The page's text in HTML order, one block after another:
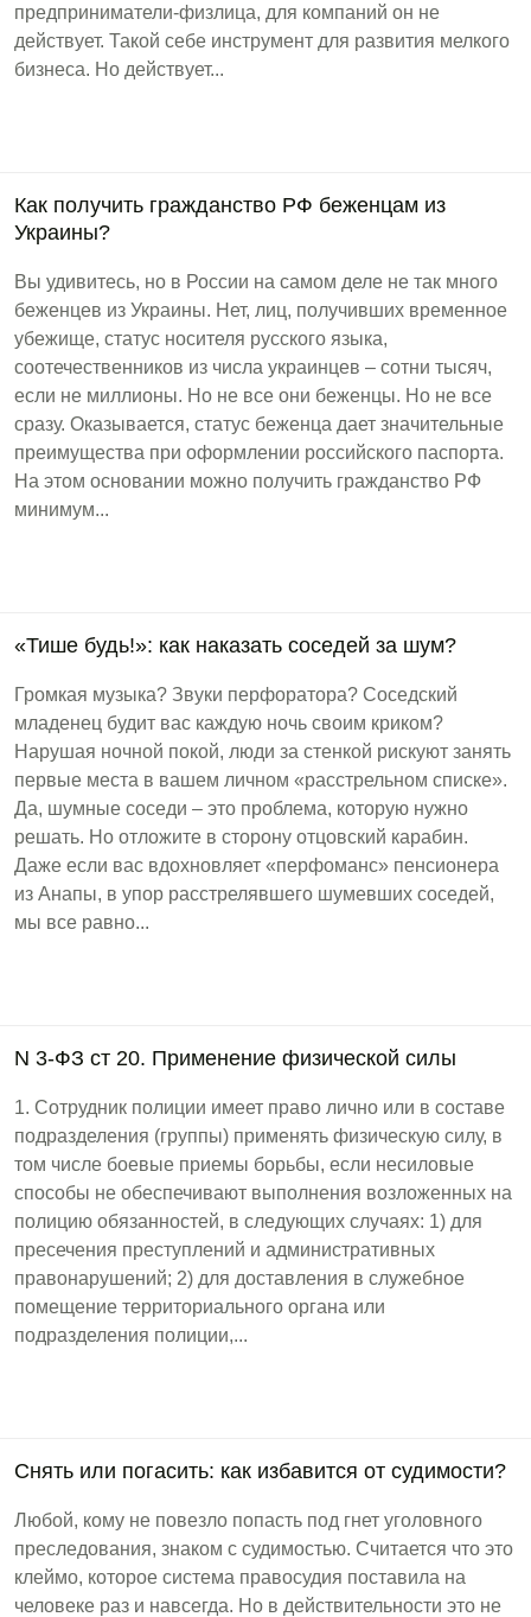
предприниматели-физлица, для компаний он не
действует. Такой себе инструмент для развития мелкого
бизнеса. Но действует...
Как получить гражданство РФ беженцам из
Украины?
Вы удивитесь, но в России на самом деле не так много
беженцев из Украины. Нет, лиц, получивших временное
убежище, статус носителя русского языка,
соотечественников из числа украинцев – сотни тысяч,
если не миллионы. Но не все они беженцы. Но не все
сразу. Оказывается, статус беженца дает значительные
преимущества при оформлении российского паспорта.
На этом основании можно получить гражданство РФ
минимум...
«Тише будь!»: как наказать соседей за шум?
Громкая музыка? Звуки перфоратора? Соседский
младенец будит вас каждую ночь своим криком?
Нарушая ночной покой, люди за стенкой рискуют занять
первые места в вашем личном «расстрельном списке».
Да, шумные соседи – это проблема, которую нужно
решать. Но отложите в сторону отцовский карабин.
Даже если вас вдохновляет «перфоманс» пенсионера
из Анапы, в упор расстрелявшего шумевших соседей,
мы все равно...
N 3-ФЗ ст 20. Применение физической силы
1. Сотрудник полиции имеет право лично или в составе
подразделения (группы) применять физическую силу, в
том числе боевые приемы борьбы, если несиловые
способы не обеспечивают выполнения возложенных на
полицию обязанностей, в следующих случаях: 1) для
пресечения преступлений и административных
правонарушений; 2) для доставления в служебное
помещение территориального органа или
подразделения полиции,...
Снять или погасить: как избавится от судимости?
Любой, кому не повезло попасть под гнет уголовного
преследования, знаком с судимостью. Считается что это
клеймо, которое система правосудия поставила на
человеке раз и навсегда. Но в действительности это не